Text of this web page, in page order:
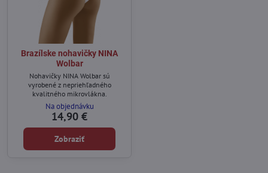
Brazílske nohavičky NINA
Wolbar
Nohavičky NINA Wolbar sú
vyrobené z nepriehľadného
kvalitného mikrovlákna.
Na objednávku
14,90 €
Zobraziť